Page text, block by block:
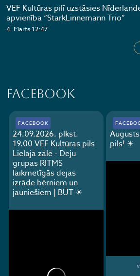
VEF Kultūras pilī uzstāsies
apvienība “StarkLinnemann Trio”
4. Marts 12:47
Facebook
24.09.2026. plkst.
19.00 VEF Kultūras pils
Lielajā zālē - Deju
grupas RITMS
laikmetīgās dejas
izrāde bērniem un
jauniešiem | BŪT ☀
FACEBOOK
pils! ☀